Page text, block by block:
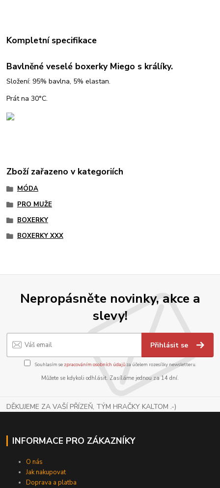
Kompletní specifikace
Bavlněné veselé boxerky Miego s králíky.
Složení: 95% bavlna, 5% elastan.
Prát na 30°C.
Zboží zařazeno v kategoriích
MÓDA
PRO MUŽE
BOXERKY
BOXERKY XXX
Nepropásněte novinky, akce a
slevy!
Přihlásit se
Souhlasím se zpracováním osobních údajůza účelem rozesílky newsletteru.
Můžete se kdykoli odhlásit. Zasíláme jednou za 14 dní.
DĚKUJEME ZA VAŠÍ PŘÍZEŇ, TÝM HRAČKY KALTOM .-)
INFORMACE PRO ZÁKAZNÍKY
O nás
Jak nakupovat
Doprava a platba